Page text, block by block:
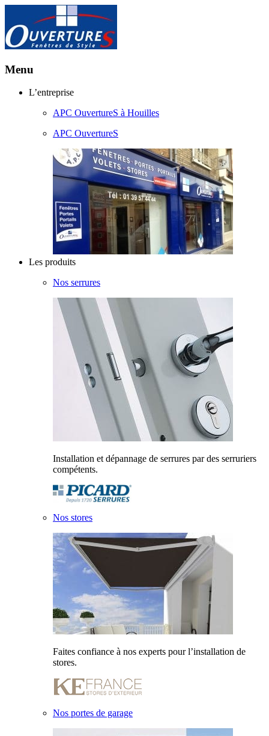
Menu
Aller
L’entreprise
APC OuvertureS à Houilles
APC OuvertureS
Les produits
Nos serrures
Installation et dépannage de serrures par des serruriers
compétents.
Nos stores
Faites confiance à nos experts pour l’installation de
stores.
Nos portes de garage